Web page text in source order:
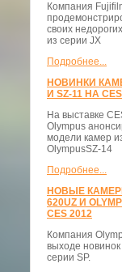
Компания
своих
из серии JX
Подробнее...
НОВИНКИ
И SZ-11 НА
На выставке
Olympus
модели камер
OlympusSZ-14
Подробнее...
НОВЫЕ
620UZ И
CES 2012
Компания
выходе новинок
серии SP.